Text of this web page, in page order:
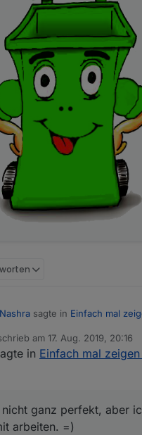
Nashra sagte in Einfach mal
Danke für den Link
schade, leider keine
nicht ganz perfekt, aber
arbeiten. =)
am 17. Aug. 2019, 20:16
editiert von
in Einfach mal
ganz perfekt, aber
arbeiten. =)